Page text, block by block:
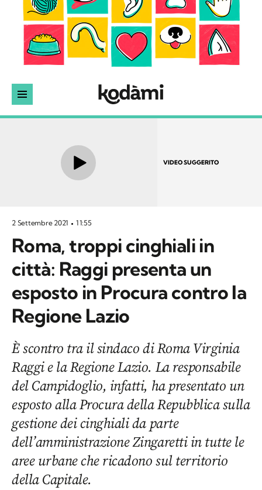
VIDEO SUGGERITO
2 Settembre 2021 11:55
Roma, troppi cinghiali in
città: Raggi presenta un
esposto in Procura contro la
Regione Lazio
È scontro tra il sindaco di Roma Virginia
Raggi e la Regione Lazio. La responsabile
del Campidoglio, infatti, ha presentato un
esposto alla Procura della Repubblica sulla
gestione dei cinghiali da parte
dell’amministrazione Zingaretti in tutte le
aree urbane che ricadono sul territorio
della Capitale.